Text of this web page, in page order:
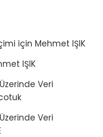
için Mehmet IŞIK
IŞIK
Veri
Veri